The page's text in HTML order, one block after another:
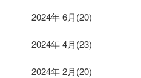
2024年 6月(20)
2024年 4月(23)
2024年 2月(20)